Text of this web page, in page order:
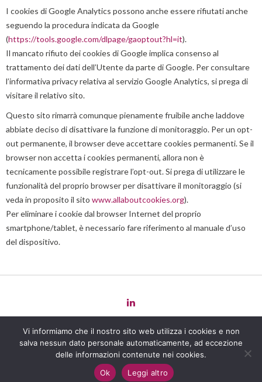
I cookies di Google Analytics possono anche essere rifiutati anche
seguendo la procedura indicata da Google
(https://tools.google.com/dlpage/gaoptout?hl=it).
Il mancato rifiuto dei cookies di Google implica consenso al
trattamento dei dati dell’Utente da parte di Google. Per consultare
l’informativa privacy relativa al servizio Google Analytics, si prega di
visitare il relativo sito.
Questo sito rimarrà comunque pienamente fruibile anche laddove
abbiate deciso di disattivare la funzione di monitoraggio. Per un opt-
out permanente, il browser deve accettare cookies permanenti. Se il
browser non accetta i cookies permanenti, allora non è
tecnicamente possibile registrare l’opt-out. Si prega di utilizzare le
funzionalità del proprio browser per disattivare il monitoraggio (si
veda in proposito il sito www.allaboutcookies.org).
Per eliminare i cookie dal browser Internet del proprio
smartphone/tablet, è necessario fare riferimento al manuale d’uso
del dispositivo.
Powered by
Giulia Di Pasqua - P. IVA 12270771004 / Aurora Donato - P. IVA
12565471005 / Bartolo Mancuso - P. IVA 12545761004
Vi informiamo che il nostro sito web utilizza i cookies e non
salva nessun dato personale automaticamente, ad eccezione
delle informazioni contenute nei cookies.
Ok
Leggi altro